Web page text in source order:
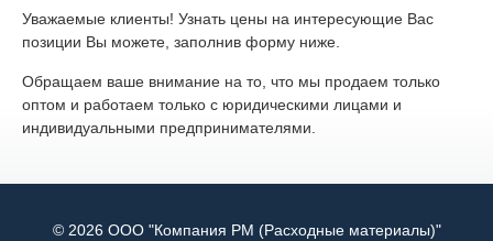
Уважаемые клиенты! Узнать цены на интересующие Вас
позиции Вы можете, заполнив форму ниже.
Обращаем ваше внимание на то, что мы продаем только
оптом и работаем только с юридическими лицами и
индивидуальными предпринимателями.
© 2026 ООО "Компания РМ (Расходные материалы)"